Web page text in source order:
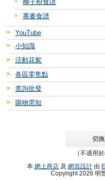
椰子粉食譜
蕎麥食譜
YouTube
小知識
活動花絮
各區零售點
查詢批發
購物需知
切
（不適用
本 網上商店 及 網頁設計 由
Copyright 2026 明